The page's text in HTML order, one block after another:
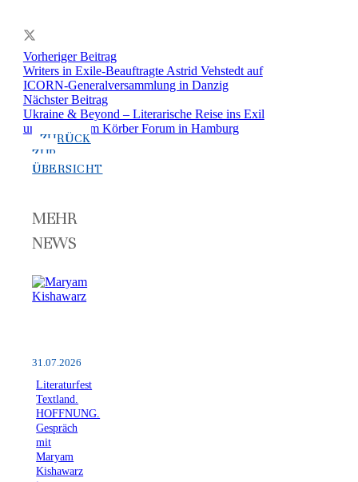
Vorheriger Beitrag
Writers in Exile-Beauftragte Astrid Vehstedt auf
ICORN-Generalversammlung in Danzig
Nächster Beitrag
Ukraine & Beyond – Literarische Reise ins Exil
unserer Zeit im Körber Forum in Hamburg
ZURÜCK
ZUR
ÜBERSICHT
MEHR
NEWS
31.07.2026
Literaturfest
Textland.
HOFFNUNG.
Gespräch
mit
Maryam
Kishawarz